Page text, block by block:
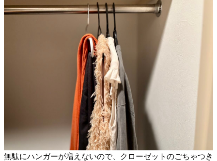
無駄にハンガーが増えないので、クローゼットのごちゃつき